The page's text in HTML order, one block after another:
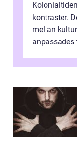
kontraster.
mellan